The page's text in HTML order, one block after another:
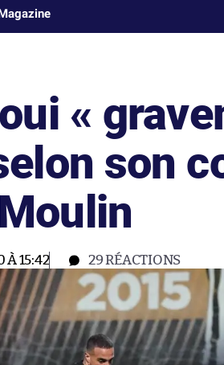
«
son
À 15:42 29RÉACTIONS